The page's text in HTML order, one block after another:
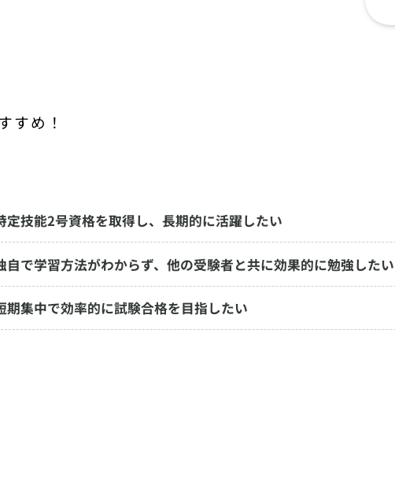
すめ！
定技能2号資格を取得し、長期的に活躍したい
自で学習方法がわからず、他の受験者と共に効果的に勉強したい
期集中で効率的に試験合格を目指したい